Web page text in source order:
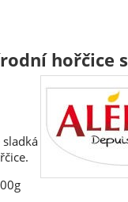
hořčice